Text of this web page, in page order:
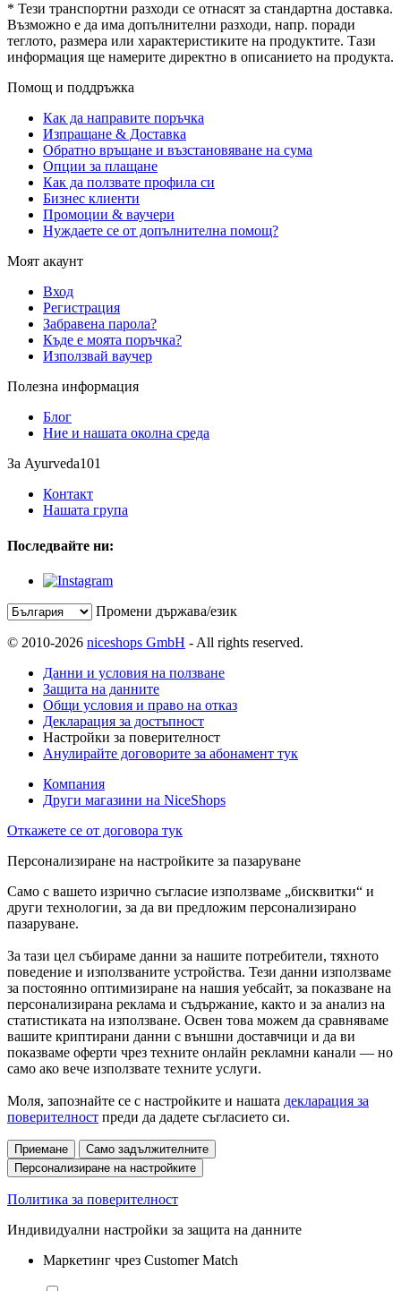
* Тези транспортни разходи се отнасят за стандартна доставка.
Възможно е да има допълнителни разходи, напр. поради
теглото, размера или характеристиките на продуктите. Тази
информация ще намерите директно в описанието на продукта.
Помощ и поддръжка
Как да направите поръчка
Изпращане & Доставка
Обратно връщане и възстановяване на сума
Опции за плащане
Как да ползвате профила си
Бизнес клиенти
Промоции & ваучери
Нуждаете се от допълнителна помощ?
Моят акаунт
Вход
Регистрация
Забравена парола?
Къде е моята поръчка?
Използвай ваучер
Полезна информация
Блог
Ние и нашата околна среда
За Ayurveda101
Контакт
Нашата група
Последвайте ни:
Промени държава/език
© 2010-2026 niceshops GmbH - All rights reserved.
Данни и условия на ползване
Защита на данните
Общи условия и право на отказ
Декларация за достъпност
Настройки за поверителност
Анулирайте договорите за абонамент тук
Компания
Други магазини на NiceShops
Откажете се от договора тук
Персонализиране на настройките за пазаруване
Само с вашето изрично съгласие използваме „бисквитки“ и
други технологии, за да ви предложим персонализирано
пазаруване.
За тази цел събираме данни за нашите потребители, тяхното
поведение и използваните устройства. Тези данни използваме
за постоянно оптимизиране на нашия уебсайт, за показване на
персонализирана реклама и съдържание, както и за анализ на
статистиката на използване. Освен това можем да сравняваме
вашите криптирани данни с външни доставчици и да ви
показваме оферти чрез техните онлайн рекламни канали — но
само ако вече използвате техните услуги.
Моля, запознайте се с настройките и нашата декларация за
поверителност преди да дадете съгласието си.
Приемане
Само задължителните
Персонализиране на настройките
Политика за поверителност
Индивидуални настройки за защита на данните
Маркетинг чрез Customer Match